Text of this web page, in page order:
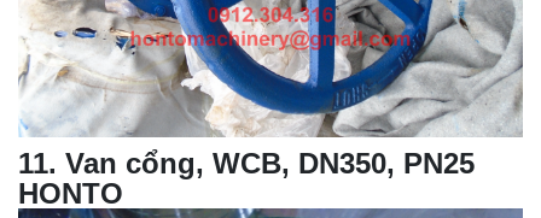
11. Van cổng, WCB, DN350, PN25
HONTO